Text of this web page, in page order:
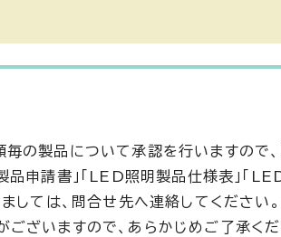
の製品について承認を行いますので
申請書」「LED照明製品仕様表」「
しては、問合せ先へ連絡してください
ざいますので、あらかじめご了承くだ